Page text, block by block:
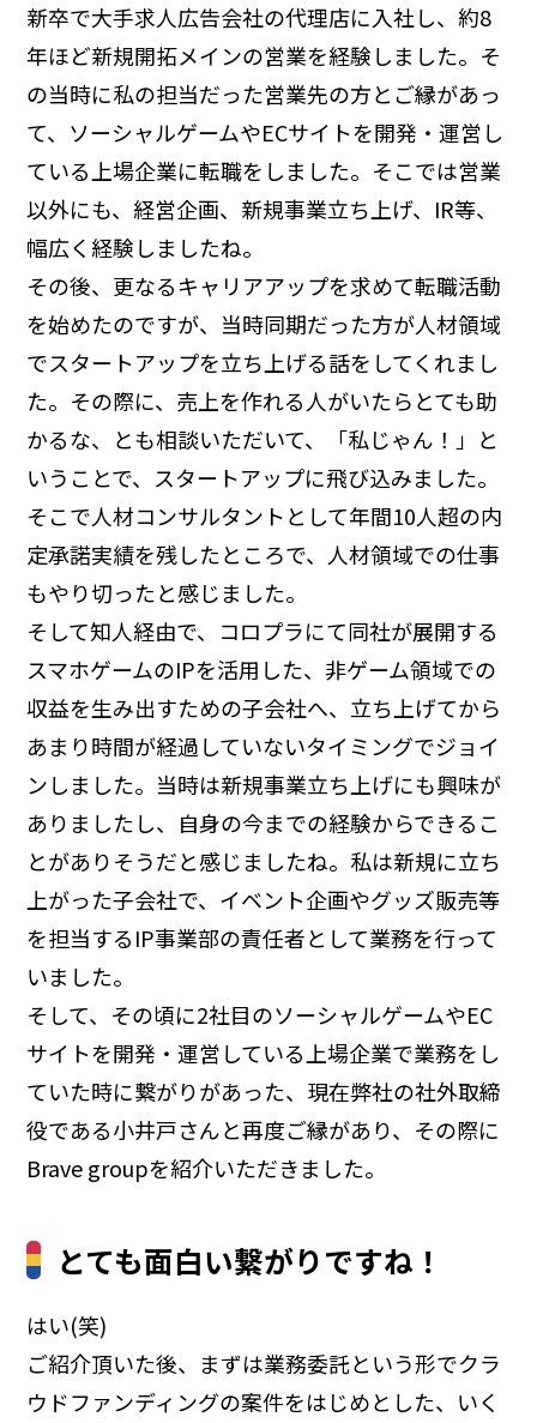
新卒で大手求人広告会社の代理店に入社し、約8
年ほど新規開拓メインの営業を経験しました。そ
の当時に私の担当だった営業先の方とご縁があっ
て、ソーシャルゲームやECサイトを開発・運営し
ている上場企業に転職をしました。そこでは営業
以外にも、経営企画、新規事業立ち上げ、IR等、
幅広く経験しましたね。
その後、更なるキャリアアップを求めて転職活動
を始めたのですが、当時同期だった方が人材領域
でスタートアップを立ち上げる話をしてくれまし
た。その際に、売上を作れる人がいたらとても助
かるな、とも相談いただいて、「私じゃん！」と
いうことで、スタートアップに飛び込みました。
そこで人材コンサルタントとして年間10人超の内
定承諾実績を残したところで、人材領域での仕事
もやり切ったと感じました。
そして知人経由で、コロプラにて同社が展開する
スマホゲームのIPを活用した、非ゲーム領域での
収益を生み出すための子会社へ、立ち上げてから
あまり時間が経過していないタイミングでジョイ
ンしました。当時は新規事業立ち上げにも興味が
ありましたし、自身の今までの経験からできるこ
とがありそうだと感じましたね。私は新規に立ち
上がった子会社で、イベント企画やグッズ販売等
を担当するIP事業部の責任者として業務を行って
いました。
そして、その頃に2社目のソーシャルゲームやEC
サイトを開発・運営している上場企業で業務をし
ていた時に繋がりがあった、現在弊社の社外取締
役である小井戸さんと再度ご縁があり、その際に
Brave groupを紹介いただきました。
とても面白い繋がりですね！
はい(笑)
ご紹介頂いた後、まずは業務委託という形でクラ
ウドファンディングの案件をはじめとした、いく